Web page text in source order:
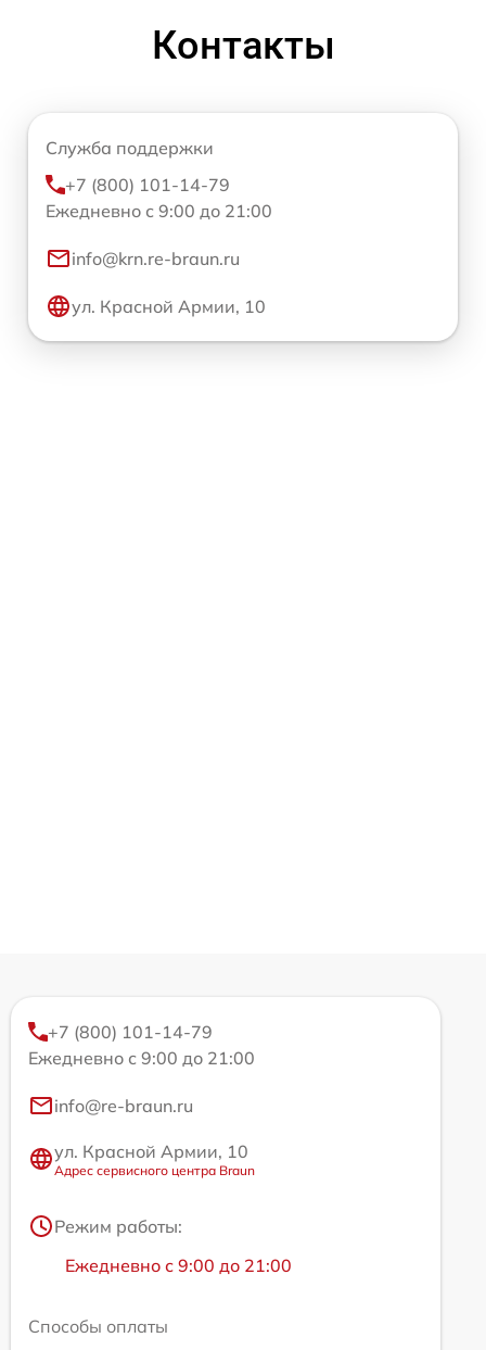
Контакты
Служба поддержки
+7 (800) 101-14-79
Ежедневно с 9:00 до 21:00
info@krn.re-braun.ru
ул. Красной Армии, 10
+7 (800) 101-14-79
Ежедневно с 9:00 до 21:00
info@re-braun.ru
ул. Красной Армии, 10
Адрес сервисного центра Braun
Режим работы:
Ежедневно с 9:00 до 21:00
Способы оплаты